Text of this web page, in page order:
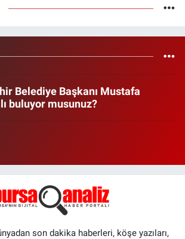
Belediye Başkanı Mustafa
buluyor musunuz?
son dakika haberleri, köşe yazıları,